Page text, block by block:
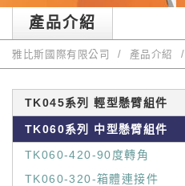
產品介紹
雅比斯國際有限公司 產品介紹
TK045系列 輕型懸臂組件
TK060系列 中型懸臂組件
TK060-420-90度轉角
TK060-320-箱體連接件